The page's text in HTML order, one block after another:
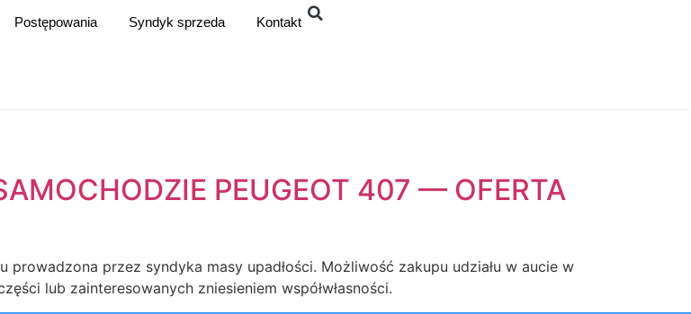
Postępowania Syndyk sprzeda Kontakt
PEUGEOT 407 — OFERTA
przez syndyka masy upadłości. Możliwość zakupu udziału w aucie w
lub zainteresowanych zniesieniem współwłasności.